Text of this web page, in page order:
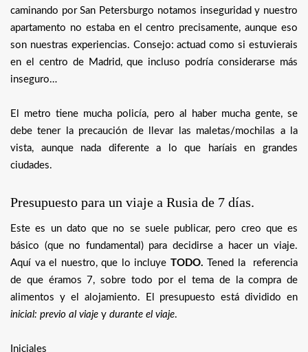
caminando por San Petersburgo notamos inseguridad y nuestro
apartamento no estaba en el centro precisamente, aunque eso
son nuestras experiencias. Consejo: actuad como si estuvierais
en el centro de Madrid, que incluso podría considerarse más
inseguro…
El metro tiene mucha policía, pero al haber mucha gente, se
debe tener la precaución de llevar las maletas/mochilas a la
vista, aunque nada diferente a lo que haríais en grandes
ciudades.
Presupuesto para un viaje a Rusia de 7 días.
Este es un dato que no se suele publicar, pero creo que es
básico (que no fundamental) para decidirse a hacer un viaje.
Aquí va el nuestro, que lo incluye TODO. Tened la referencia
de que éramos 7, sobre todo por el tema de la compra de
alimentos y el alojamiento. El presupuesto está dividido en
inicial: previo al viaje y durante el viaje.
Iniciales